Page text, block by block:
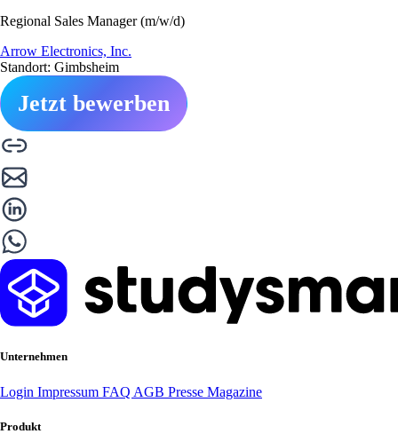
Regional Sales Manager (m/w/d)
Arrow Electronics, Inc.
Standort: Gimbsheim
Jetzt bewerben
Unternehmen
Login Impressum FAQ AGB Presse Magazine
Produkt